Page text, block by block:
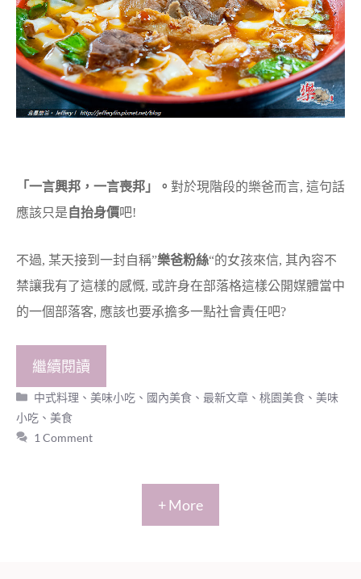
「一言興邦，一言喪邦」。 對於現階段的樂爸而言, 這句話
應該只是 自抬身價吧!
不過, 某天接到一封自稱”樂爸粉絲“的女孩來信, 其內容不
禁讓我有了這樣的感慨, 或許身在部落格這樣公開媒體當中
的一個部落客, 應該也要承擔多一點社會責任吧?
繼續閱讀
分
類
中式料理、美味小吃 、 國內美食 、最新文章 、桃園美食 、美味
小吃 、 美食
1 Comment
+ More